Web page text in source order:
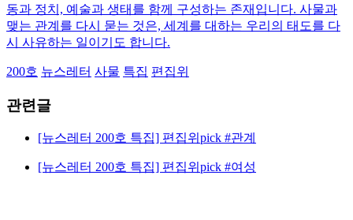
동과 정치, 예술과 생태를 함께 구성하는 존재입니다. 사물과
맺는 관계를 다시 묻는 것은, 세계를 대하는 우리의 태도를 다
시 사유하는 일이기도 합니다.
200호 뉴스레터 사물 특집 편집위
관련글
[뉴스레터 200호 특집] 편집위pick #관계
[뉴스레터 200호 특집] 편집위pick #여성